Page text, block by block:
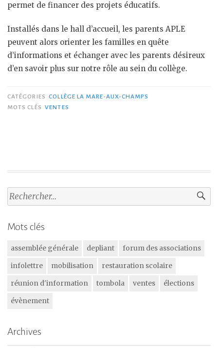
permet de financer des projets éducatifs.
Installés dans le hall d’accueil, les parents APLE
peuvent alors orienter les familles en quête
d’informations et échanger avec les parents désireux
d’en savoir plus sur notre rôle au sein du collège.
CATÉGORIES COLLÈGE LA MARE-AUX-CHAMPS
MOTS CLÉS VENTES
Rechercher :
Mots clés
assemblée générale depliant
forum des associations
infolettre
mobilisation
restauration scolaire
réunion d'information
tombola ventes
élections
évènement
Archives